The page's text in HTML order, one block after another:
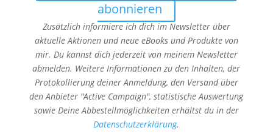
abonnieren
Zusätzlich informiere ich dich im Newsletter über
aktuelle Aktionen und neue eBooks und Produkte von
mir. Du kannst dich jederzeit von meinem Newsletter
abmelden. Weitere Informationen zu den Inhalten, der
Protokollierung deiner Anmeldung, den Versand über
den Anbieter "Active Campaign", statistische Auswertung
sowie Deine Abbestellmöglichkeiten erhältst du in der
Datenschutzerklärung.